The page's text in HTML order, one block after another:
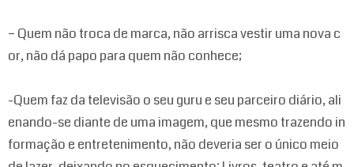
– Quem não troca de marca, não arrisca vestir uma nova c
or, não dá papo para quem não conhece;
-Quem faz da televisão o seu guru e seu parceiro diário, ali
enando-se diante de uma imagem, que mesmo trazendo in
formação e entretenimento, não deveria ser o único meio